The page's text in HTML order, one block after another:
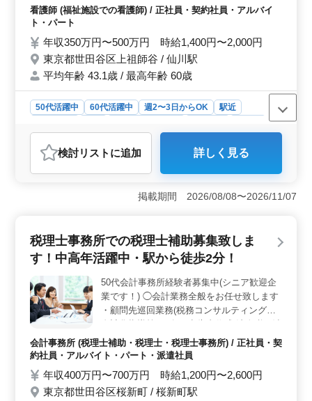
備、与薬 ・簡単な医療処置 ・介護職員への
・吸引、呼吸器ケア ・レクリエーションの
補助 ＊基本看護師業務のみですが忙しいと
きは介護業務をお願いする場合がございます
＊備考＊ ・夜勤業務、オンコールあり(手当
支給あり) ・資格手当あり ・交通費実費支給
・資格手当支給あり ◎40代以上看護師経験
者で福祉施設での看護師業務経験者条件面優
遇 ◎福祉施設以外での看護師業務経験者歓
迎 お気軽にお問合せください
看護師 (福祉施設での看護師) / 正社員・契約社員・アルバイ
ト・パート
年収350万円〜500万円 時給1,400円〜2,000円
東京都世田谷区上祖師谷 / 仙川駅
平均年齢 43.1歳 / 最高年齢 60歳
50代活躍中 60代活躍中 週2〜3日からOK
駅近
おすすめポイント
＜経験不問の新たなスタート＞ 福祉施設未経験者でも
大歓迎です！この求人では、看護師業務未経験でも積極
的に採用します。バイタルチェックや介護業務をサポー
師経験者、条件面で優遇します。経験を積んだ方には、
年収500万円までの待遇も可能です。福祉施設での経験が
れまでの経験を活かして、新たなステージで活躍しませ
んか。 ＜働きやすさ抜群＞ 週2〜3日からの勤務も
可能で、残業は少なめです。福利厚生も充実し、交通費
も実費支給します。女性や40代以上の方、さらに50代や
60代の方も活躍中です。ライフスタイルに合わせて自分
らしく働ける環境を整えています。
検討リスト に追加 詳しく見る
掲載期間 2026/08/08〜2026/11/07
税理士事務所での税理士補助募集致しま
す！中高年活躍中・駅から徒歩2分！
50代会計事務所経験者募集中(シニア歓迎企
業です！) ◯会計業務全般をお任せ致します
・顧問先巡回業務(税務コンサルティング・
費税・所得税) ・確定申告時期の対応(個人事
業主や企業役員) ・年末調整や法定調書の作
険、労働保険関係業務 法人担当・顧問先巡
回経験者積極採用中 税理士資格保有者募
会計事務所 (税理士補助・税理士・税理士事務所) / 正社員・契
約社員・アルバイト・パート・派遣社員
年収400万円〜700万円 時給1,200円〜2,600円
東京都世田谷区桜新町 / 桜新町駅